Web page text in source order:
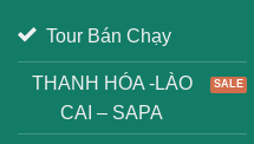
Tour Bán Chạy
THANH HÓA -LÀO
CAI – SAPA